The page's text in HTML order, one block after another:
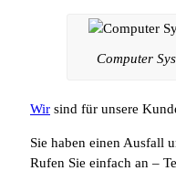
Computer
Wir sind für unsere
Sie haben einen Ausfall
Rufen Sie einfach an –